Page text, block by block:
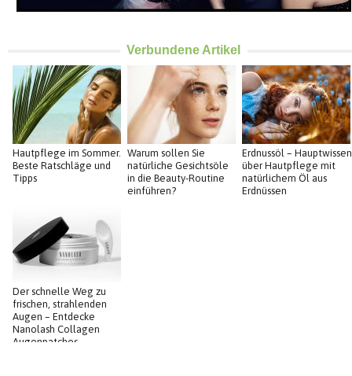
Verbundene Artikel
Hautpflege im Sommer.
Beste Ratschläge und
Tipps
Warum sollen Sie
natürliche Gesichtsöle
in die Beauty-Routine
einführen?
Erdnussöl – Hauptwissen
über Hautpflege mit
natürlichem Öl aus
Erdnüssen
Der schnelle Weg zu
frischen, strahlenden
Augen – Entdecke
Nanolash Collagen
Augenpatches